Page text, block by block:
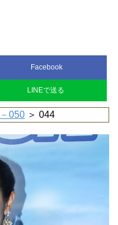
Facebook
LINEで送る
050 ＞ 044